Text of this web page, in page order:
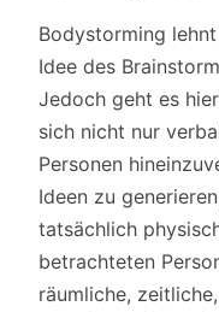
Bodystorming
Idee des
Jedoch geht es
sich nicht nur
Personen
Ideen zu
tatsächlich
betrachteten
räumliche,